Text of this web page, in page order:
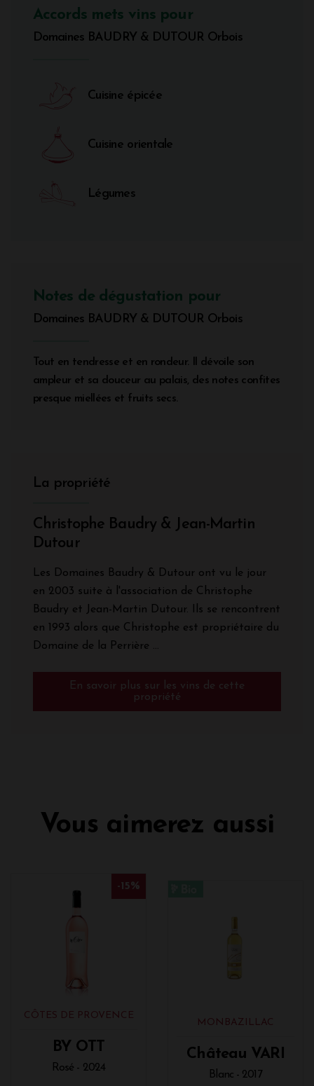
Accords mets vins pour
Domaines BAUDRY & DUTOUR Orbois
Cuisine épicée
Cuisine orientale
Légumes
Notes de dégustation pour
Domaines BAUDRY & DUTOUR Orbois
Tout en tendresse et en rondeur. Il dévoile son
ampleur et sa douceur au palais, des notes confites
presque miellées et fruits secs.
La propriété
Christophe Baudry & Jean-Martin
Dutour
Les Domaines Baudry & Dutour ont vu le jour
en 2003 suite à l'association de Christophe
Baudry et Jean-Martin Dutour. Ils se rencontrent
en 1993 alors que Christophe est propriétaire du
Domaine de la Perrière ...
En savoir plus sur les vins de cette
propriété
Vous aimerez aussi
CÔTES DE PROVENCE
BY OTT
Rosé - 2024
-15%
MONBAZILLAC
Château VARI
Blanc - 2017